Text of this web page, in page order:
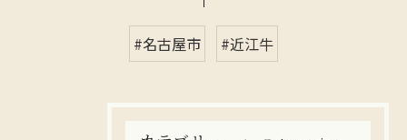
#名古屋市 #近江牛